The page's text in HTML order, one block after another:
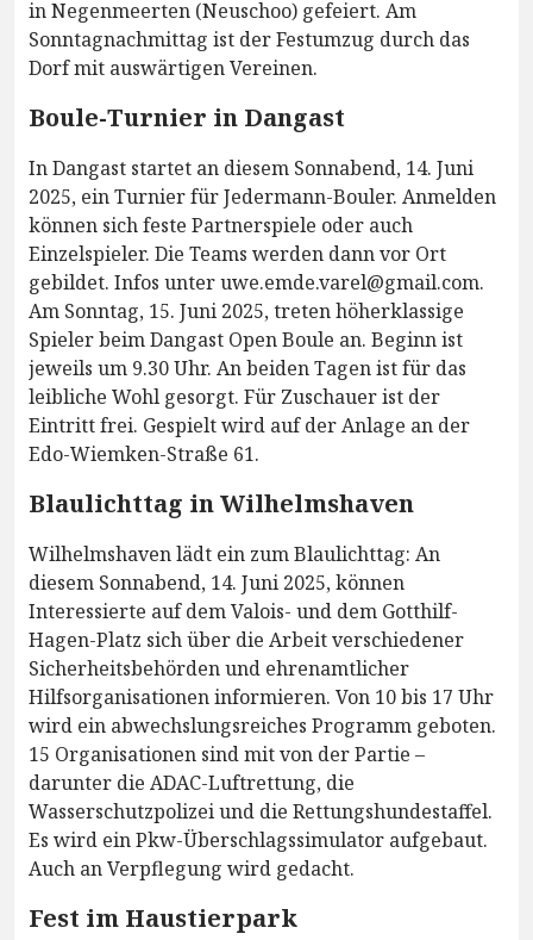
in Negenmeerten (Neuschoo) gefeiert. Am
Sonntagnachmittag ist der Festumzug durch das
Dorf mit auswärtigen Vereinen.
Boule-Turnier in Dangast
In Dangast startet an diesem Sonnabend, 14. Juni
2025, ein Turnier für Jedermann-Bouler. Anmelden
können sich feste Partnerspiele oder auch
Einzelspieler. Die Teams werden dann vor Ort
gebildet. Infos unter uwe.emde.varel@gmail.com.
Am Sonntag, 15. Juni 2025, treten höherklassige
Spieler beim Dangast Open Boule an. Beginn ist
jeweils um 9.30 Uhr. An beiden Tagen ist für das
leibliche Wohl gesorgt. Für Zuschauer ist der
Eintritt frei. Gespielt wird auf der Anlage an der
Edo-Wiemken-Straße 61.
Blaulichttag in Wilhelmshaven
Wilhelmshaven lädt ein zum Blaulichttag: An
diesem Sonnabend, 14. Juni 2025, können
Interessierte auf dem Valois- und dem Gotthilf-
Hagen-Platz sich über die Arbeit verschiedener
Sicherheitsbehörden und ehrenamtlicher
Hilfsorganisationen informieren. Von 10 bis 17 Uhr
wird ein abwechslungsreiches Programm geboten.
15 Organisationen sind mit von der Partie –
darunter die ADAC-Luftrettung, die
Wasserschutzpolizei und die Rettungshundestaffel.
Es wird ein Pkw-Überschlagssimulator aufgebaut.
Auch an Verpflegung wird gedacht.
Fest im Haustierpark